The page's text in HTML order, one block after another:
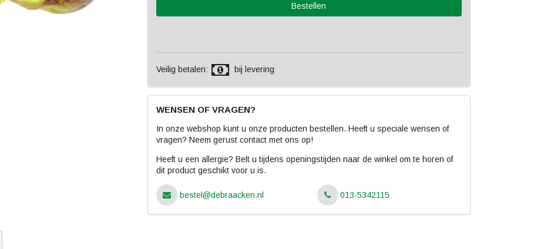
Veilig betalen: bij levering
WENSEN OF VRAGEN?
In onze webshop kunt u onze producten bestellen. Heeft u speciale wensen of
vragen? Neem gerust contact met ons op!
Heeft u een allergie? Belt u tijdens openingstijden naar de winkel om te horen of
dit product geschikt voor u is.
bestel@debraacken.nl 013-5342115